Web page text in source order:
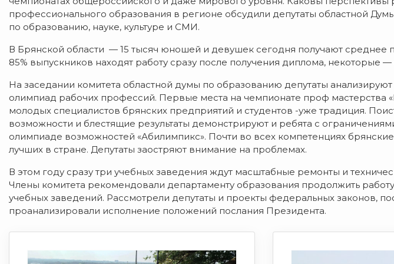
профессионального образования в регионе обсудили депутаты областной
по образованию, науке, культуре и СМИ.
В Брянской области — 15 тысяч юношей и девушек сегодня получают среднее
85% выпускников находят работу сразу после получения диплома, некоторые
На заседании комитета областной думы по образованию депутаты анализируют
олимпиад рабочих профессий. Первые места на чемпионате проф мастерства
молодых специалистов брянских предприятий и студентов -уже традиция.
возможности и блестящие результаты демонстрируют и ребята с
олимпиаде возможностей «Абилимпикс». Почти во всех компетенциях
лучших в стране. Депутаты заостряют внимание на проблемах.
В этом году сразу три учебных заведения ждут масштабные ремонты и
Члены комитета рекомендовали департаменту образования продолжить
учебных заведений. Рассмотрели депутаты и проекты федеральных законов,
проанализировали исполнение положений послания Президента.